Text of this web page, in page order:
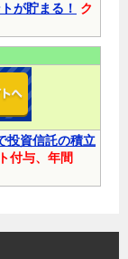
が貯まる！
ク
投資信託の積立
付与、年間